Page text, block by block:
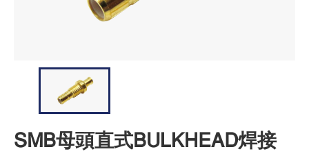
SMB母頭直式BULKHEAD焊接